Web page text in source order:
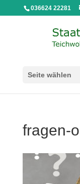
036624 22281
Seite wählen
fragen-